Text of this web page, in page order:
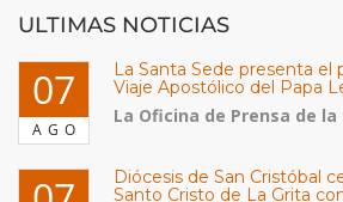
ULTIMAS NOTICIAS
07
AGO
La Santa Sede presenta el
Viaje Apostólico del Papa
La Oficina de Prensa de la
Diócesis de San Cristóbal
Santo Cristo de La Grita